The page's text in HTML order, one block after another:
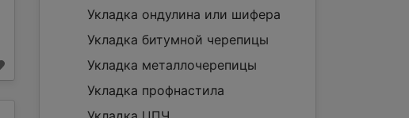
Укладка ондулина или шифера
Укладка битумной черепицы
Укладка металлочерепицы
Укладка профнастила